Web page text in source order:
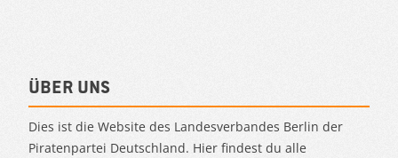
Über uns
Dies ist die Website des Landesverbandes Berlin der
Piratenpartei Deutschland. Hier findest du alle